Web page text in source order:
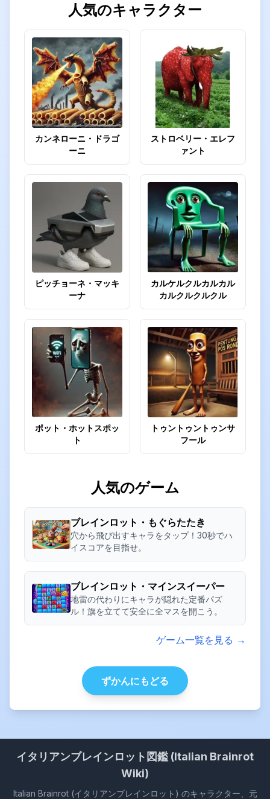
人気のキャラクター
カンネローニ・ドラゴ
ーニ
ストロベリー・エレフ
ァント
ピッチョーネ・マッキ
ーナ
カルケルクルカルカル
カルクルクルクル
ポット・ホットスポッ
ト
トゥントゥントゥンサ
フール
人気のゲーム
ブレインロット・もぐらたたき
穴から飛び出すキャラをタップ！30秒でハ
イスコアを目指せ。
ブレインロット・マインスイーパー
地雷の代わりにキャラが隠れた定番パズ
ル！旗を立てて安全に全マスを開こう。
ゲーム一覧を見る →
ずかんにもどる
イタリアンブレインロット図鑑 (Italian Brainrot
Wiki)
Italian Brainrot (イタリアンブレインロット) のキャラクター、元